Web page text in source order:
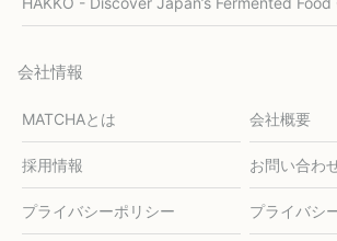
会社情報
MATCHAとは 会社概要
採用情報 お問い合わ
プライバシーポリシー プライバシ